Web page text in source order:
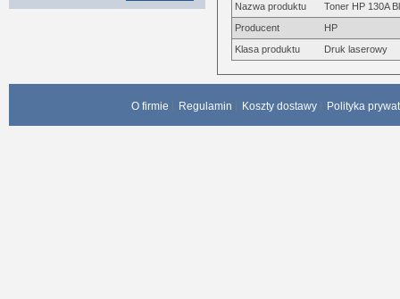
Nazwa produktu
Toner HP 130A
Producent
HP
Klasa produktu
Druk laserowy
O firmie Regulamin Koszty dostawy Polityka